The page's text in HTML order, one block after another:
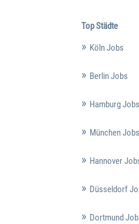
Top Städte
Köln Jobs
Berlin Jobs
Hamburg Jobs
München Jobs
Hannover
Düsseldorf
Dortmund